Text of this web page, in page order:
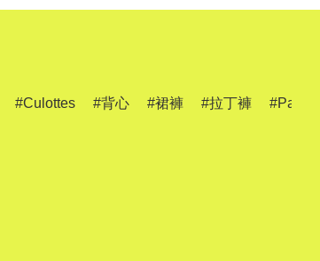
Culottes 背心 裙褲 拉丁褲 Pants